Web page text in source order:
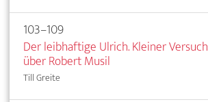
103–109
Der leibhaftige Ulrich. Kleiner Versuch
über Robert Musil
Till Greite